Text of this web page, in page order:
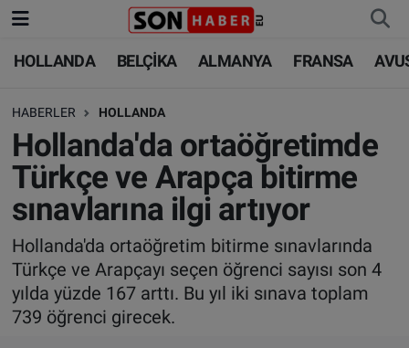
HOLLANDA BELÇİKA ALMANYA FRANSA
HABERLER HOLLANDA
Hollanda'da ortaöğretimde
Türkçe ve Arapça bitirme
sınavlarına ilgi artıyor
Hollanda'da ortaöğretim bitirme sınavlarında
Türkçe ve Arapçayı seçen öğrenci sayısı son 4
yılda yüzde 167 arttı. Bu yıl iki sınava toplam
739 öğrenci girecek.
HOLLANDA
BELÇİKA
ALMANYA
FRANSA
AVUSTURYA
SAĞLIK - YAŞAM
HOLLANDA
BELÇİKA
ALMANYA
TÜRKİYE
DÜNYA
BİLİM-TEKNOLOJİ
Nöbetçi Eczaneler
Hava Durumu
Trafik Durumu
Süper Lig Puan Durumu ve Fikstür
Tüm Manşetler
Son Dakika Haberleri